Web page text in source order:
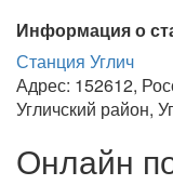
Информация о
Станция Углич
Адрес: 152612,
Угличский район,
Онлайн